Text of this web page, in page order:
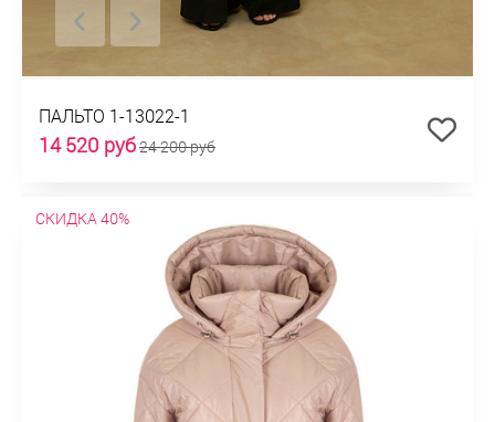
ПАЛЬТО 1-13022-1
14 520 руб24 200 руб
СКИДКА 40%